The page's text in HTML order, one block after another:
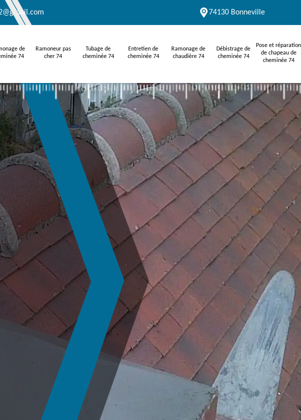
74130 Bonneville
de
74
Ramoneur pas
cher 74
Tubage de
cheminée 74
Entretien de
cheminée 74
Ramonage de
chaudière 74
Débistrage de
cheminée 74
Pose et réparation
de chapeau de
cheminée 74